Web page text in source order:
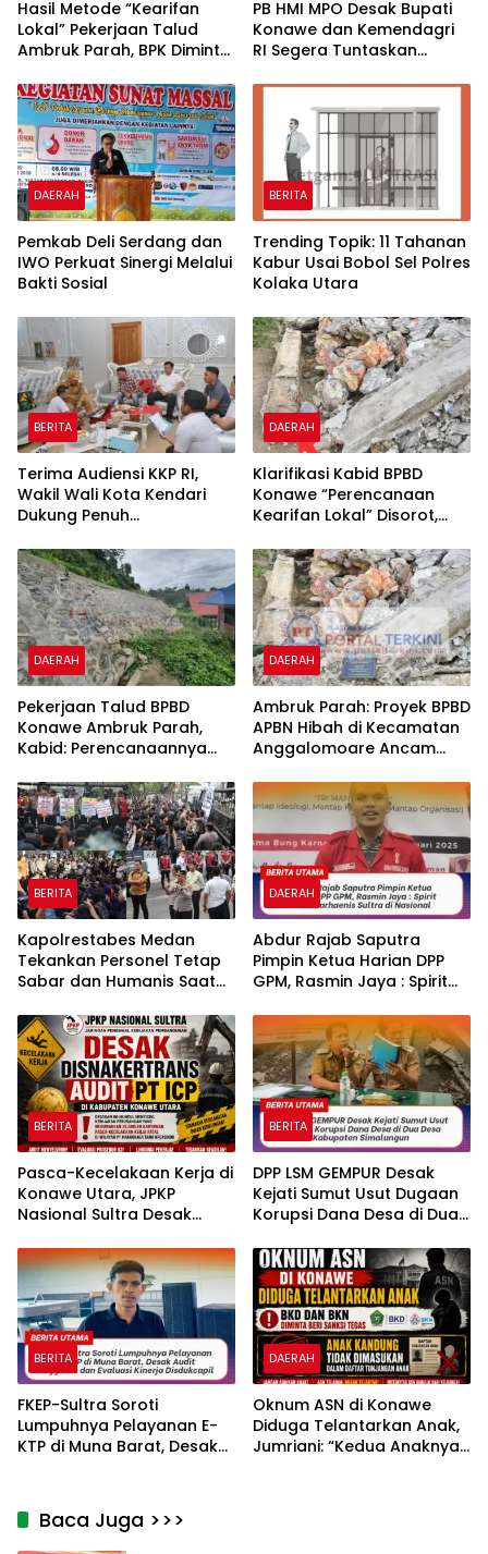
Hasil Metode “Kearifan
Lokal” Pekerjaan Talud
Ambruk Parah, BPK Diminta
Menyeluruh BPBD Konawe
PB HMI MPO Desak Bupati
Konawe dan Kemendagri
RI Segera Tuntaskan
Pondidaha–Amonggedo
DAERAH
Pemkab Deli Serdang dan
IWO Perkuat Sinergi Melalui
Bakti Sosial
BERITA
Trending Topik: 11 Tahanan
Kabur Usai Bobol Sel Polres
Kolaka Utara
BERITA
Terima Audiensi KKP RI,
Wakil Wali Kota Kendari
Dukung Penuh
Pesisir di Tiga Kelurahan
DAERAH
Klarifikasi Kabid BPBD
Konawe “Perencanaan
Kearifan Lokal” Disorot,
Didesak Panggil dan
Periksa PPK Bersama
Kontraktor Pelaksana
DAERAH
Pekerjaan Talud BPBD
Konawe Ambruk Parah,
Kabid: Perencanaannya
“Kearifan Lokal”
DAERAH
Ambruk Parah: Proyek BPBD
APBN Hibah di Kecamatan
Anggalomoare Ancam
BERITA
Kapolrestabes Medan
Tekankan Personel Tetap
Sabar dan Humanis Saat
DAERAH
‎‎Abdur Rajab Saputra
Pimpin Ketua Harian DPP
GPM, Rasmin Jaya : Spirit
Nasional
BERITA
Pasca-Kecelakaan Kerja di
Konawe Utara, JPKP
Nasional Sultra Desak
BERITA
DPP LSM GEMPUR Desak
Kejati Sumut Usut Dugaan
Korupsi Dana Desa di Dua
Simalungun
BERITA
FKEP-Sultra Soroti
Lumpuhnya Pelayanan E-
KTP di Muna Barat, Desak
DAERAH
Oknum ASN di Konawe
Diduga Telantarkan Anak,
Jumriani: “Kedua Anaknya
Baca Juga >>>